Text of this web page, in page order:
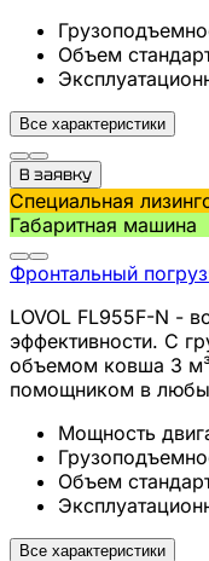
Объем
Все характеристики
В заявку
Специальная
Габаритная машина
Фронтальный
LOVOL FL955F-N -
эффективности. С
объемом ковша 3
помощником в
Мощность
Объем
Все характеристики